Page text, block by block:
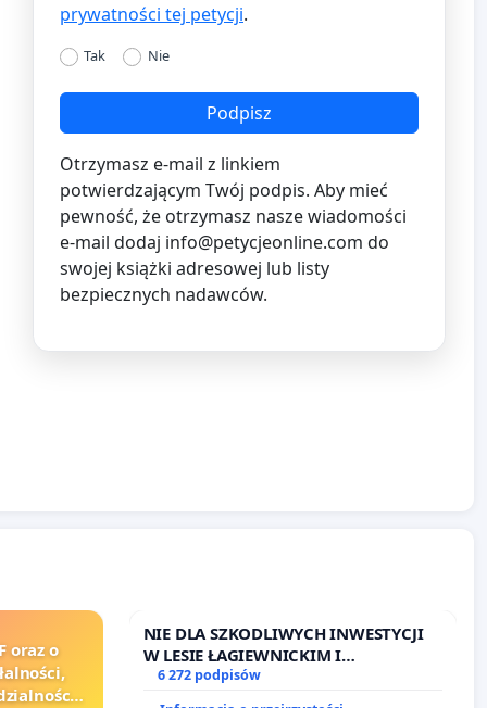
prywatności tej petycji.
Tak Nie
Podpisz
Otrzymasz e-mail z linkiem
potwierdzającym Twój podpis. Aby mieć
pewność, że otrzymasz nasze wiadomości
e-mail dodaj info@petycjeonline.com do
swojej książki adresowej lub listy
bezpiecznych nadawców.
oraz o
NIE DLA SZKODLIWYCH INWESTYCJI
W LESIE ŁAGIEWNICKIM I
ARTURÓWKU
6 272 podpisów